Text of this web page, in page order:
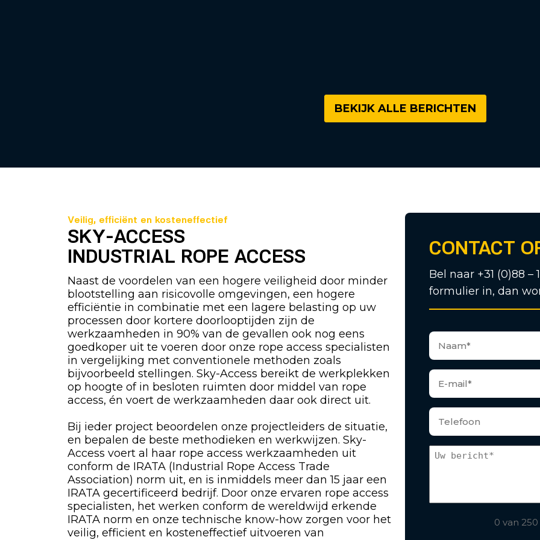
BEKIJK ALLE BERICHTEN
Veilig, efficiënt en kosteneffectief
SKY-ACCESS
INDUSTRIAL ROPE ACCESS
Naast de voordelen van een hogere veiligheid door minder
blootstelling aan risicovolle omgevingen, een hogere
efficiëntie in combinatie met een lagere belasting op uw
processen door kortere doorlooptijden zijn de
werkzaamheden in 90% van de gevallen ook nog eens
goedkoper uit te voeren door onze rope access specialisten
in vergelijking met conventionele methoden zoals
bijvoorbeeld stellingen. Sky-Access bereikt de werkplekken
op hoogte of in besloten ruimten door middel van rope
access, én voert de werkzaamheden daar ook direct uit.
Bij ieder project beoordelen onze projectleiders de situatie,
en bepalen de beste methodieken en werkwijzen. Sky-
Access voert al haar rope access werkzaamheden uit
conform de IRATA (Industrial Rope Access Trade
Association) norm uit, en is inmiddels meer dan 15 jaar een
IRATA gecertificeerd bedrijf. Door onze ervaren rope access
specialisten, het werken conform de wereldwijd erkende
IRATA norm en onze technische know-how zorgen voor het
veilig, efficient en kosteneffectief uitvoeren van
CONTACT
Bel naar +31 (0)88
formulier in, dan
0 van